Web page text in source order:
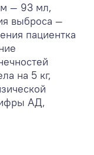
— 93 мл,
выброса —
пациентка
на 5 кг,
АД,